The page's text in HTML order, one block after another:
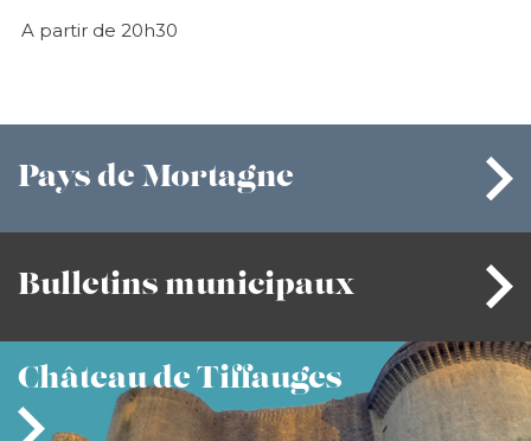
A partir de 20h30
Pays de Mortagne
Bulletins municipaux
Châteaude Tiffauges